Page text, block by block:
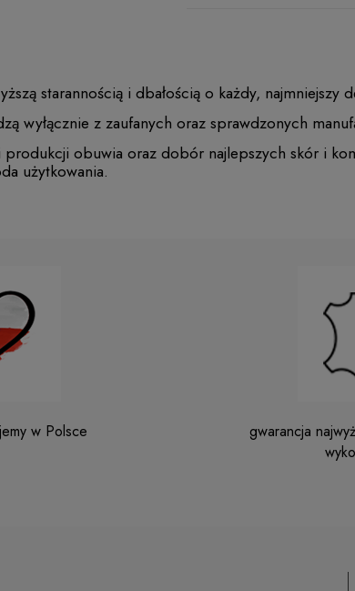
starannością i dbałością o każdy, najmniejszy
wyłącznie z zaufanych oraz sprawdzonych
obuwia oraz dobór najlepszych skór i
użytkowania.
w Polsce
gwarancja